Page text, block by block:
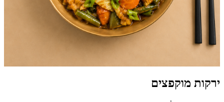
ירקות מוקפצים